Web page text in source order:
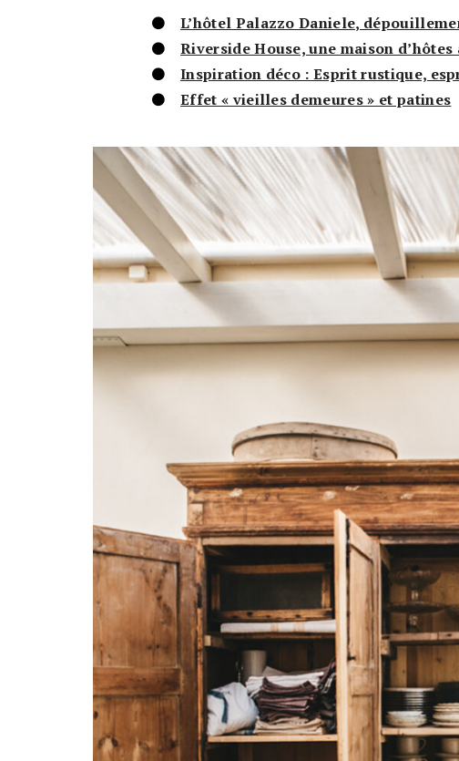
L’hôtel Palazzo Daniele,
Riverside House, une maison
Inspiration déco : Esprit rustique,
Effet « vieilles demeures » et patines